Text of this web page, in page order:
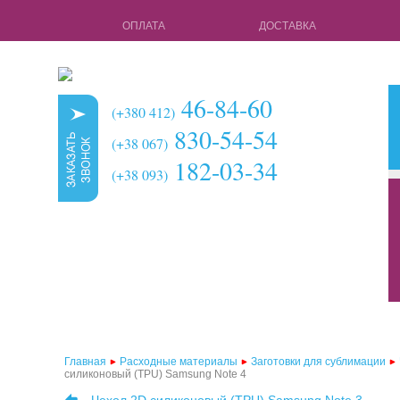
ОПЛАТА ДОСТАВКА
(+380 412) 46-84-60
(+38 067) 830-54-54
(+38 093) 182-03-34
чехлы для
Главная Расходные материалы Заготовки для сублимации
силиконовый (TPU) Samsung Note 4